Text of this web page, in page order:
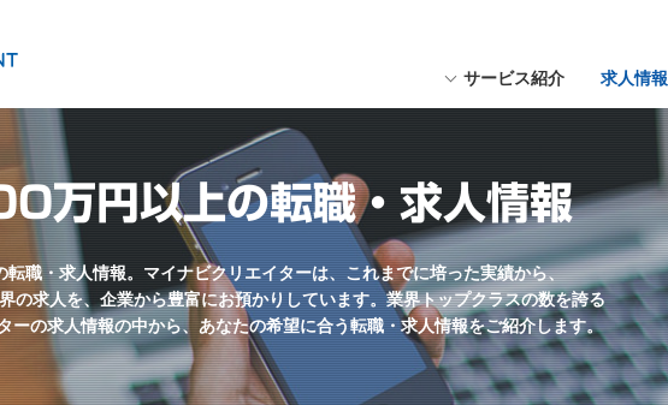
サービス紹介 求人情報
万円以上の転職・求人情報
転職・求人情報。マイナビクリエイターは、これまでに培った実績から、
の求人を、企業から豊富にお預かりしています。業界トップクラスの数を誇る
ーの求人情報の中から、あなたの希望に合う転職・求人情報をご紹介します。
Webディレクター
Webプログラマー Webマーケター
ECサイト運営 Web編集・コンテンツ企画
映像クリエイター
ゲームディレクター ゲームプランナー
社員
業界未経験歓迎
第二新卒歓迎 学歴不問
採用枠5名以上 残業少なめ
完全週休二日制 海外勤務あり
退職金あり 英語を活かす
韓国語を活かす 土日休み
てください。複数ワードは間にスペースを入れてください。
のワードを含む